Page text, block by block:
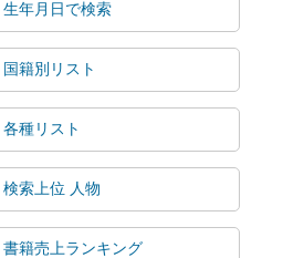
生年月日で検索
国籍別リスト
各種リスト
検索上位 人物
書籍売上ランキング